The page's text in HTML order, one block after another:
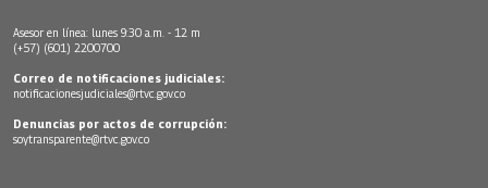
Asesor en línea: lunes 9:30 a.m. - 12 m
(+57) (601) 2200700
Correo de notificaciones judiciales:
notificacionesjudiciales@rtvc.gov.co
Denuncias por actos de corrupción:
soytransparente@rtvc.gov.co